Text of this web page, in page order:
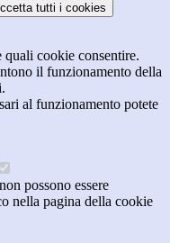
tutti i cookies
quali cookie consentire.
il funzionamento della
al funzionamento potete
possono essere
nella pagina della cookie